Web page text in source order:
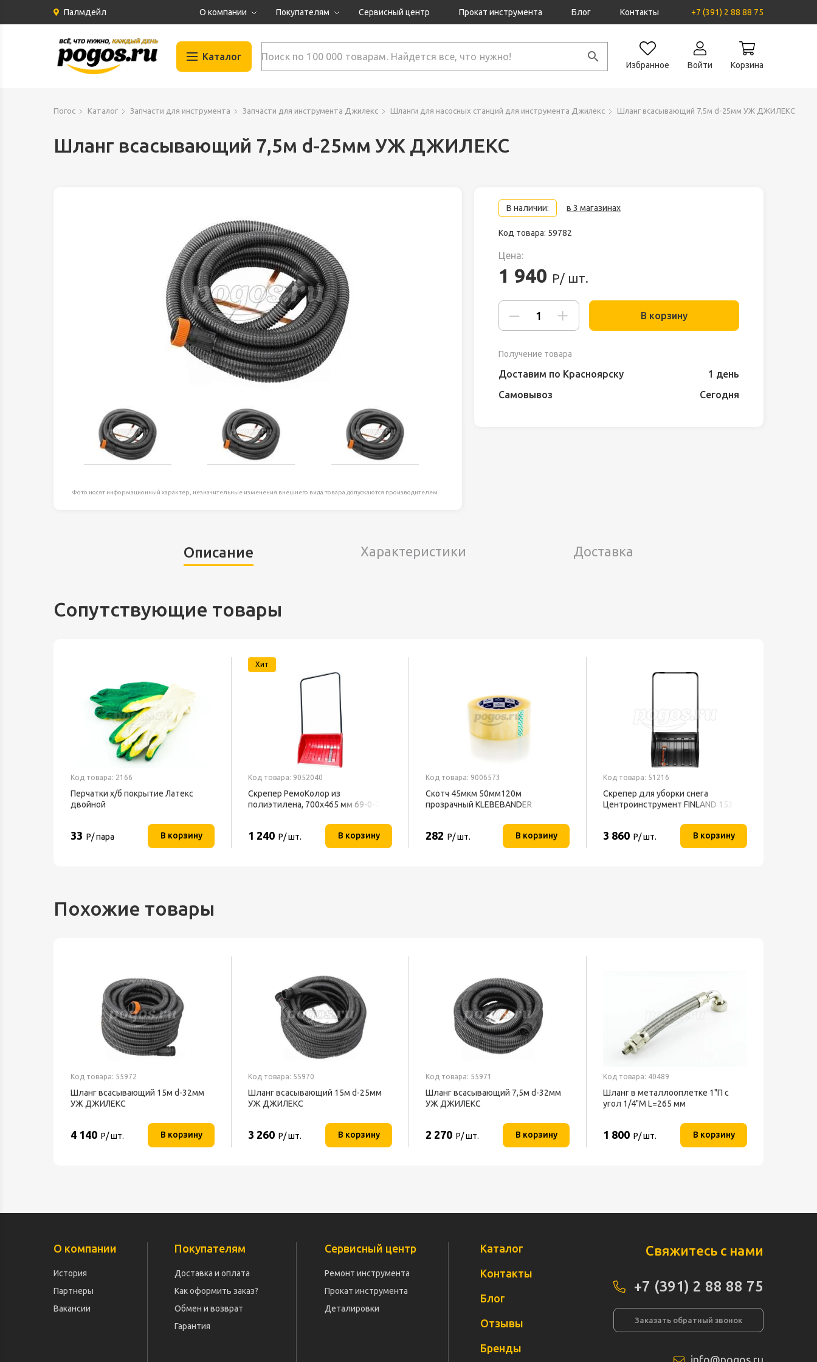
Палмдейл О компании
Партнеры
Документация
Покупателям
Как оформить заказ?
Сервисный центр Прокат инструмента Блог Контакты +7 (391) 2 88 88 75
Каталог
Газосварка
Гидравлика
Запчасти для инструмента
Крепеж
Материалы
Оборудование
Оборудование для работ на
высоте
Пневматика, Гидравлика
Промышленная химия
Распродажа
Расходные материалы и
Скобяные изделия
Такелаж
Товары для дома, сада, отдыха
Избранное Войти Корзина
Погос Каталог Запчасти для инструмента Запчасти для инструмента Джилекс Шланги для насосных станций для инструмента Джилекс Шланг всасывающий 7,5м d-25мм УЖ ДЖИЛЕКС
Шланг всасывающий 7,5м d-25мм УЖ ДЖИЛЕКС
Фото носят информационный характер, незначительные изменения внешнего вида товара допускаются производителем.
В наличии: в 3 магазинах
Код товара: 59782
Цена:
1 940 Р/ шт.
В корзину
Получение товара
Доставим по Красноярску
1 день
Самовывоз
Сегодня
Описание Характеристики Доставка
Сопутствующие товары
Код товара: 2166
Перчатки х/б покрытие Латекс
двойной
33 Р/ пара В корзину
Хит
Код товара: 9052040
Скрепер РемоКолор из
полиэтилена, 700x465 мм 69-0-700
1 240 Р/ шт. В корзину
Код товара: 9006573
Скотч 45мкм 50мм120м
прозрачный KLEBEBANDER
282 Р/ шт. В корзину
Код товара: 51216
Скрепер для уборки снега
Центроинструмент FINLAND 1539
3 860 Р/ шт. В корзину
Похожие товары
Код товара: 55972
Шланг всасывающий 15м d-32мм
УЖ ДЖИЛЕКС
4 140 Р/ шт. В корзину
Код товара: 55970
Шланг всасывающий 15м d-25мм
УЖ ДЖИЛЕКС
3 260 Р/ шт. В корзину
Код товара: 55971
Шланг всасывающий 7,5м d-32мм
УЖ ДЖИЛЕКС
2 270 Р/ шт. В корзину
Код товара: 40489
Шланг в металлооплетке 1"П с
угол 1/4"М L=265 мм
1 800 Р/ шт. В корзину
О компании
История
Партнеры
Вакансии
Покупателям
Доставка и оплата
Как оформить заказ?
Обмен и возврат
Гарантия
Сервисный центр
Ремонт инструмента
Прокат инструмента
Деталировки
Каталог
Контакты
Блог
Отзывы
Бренды
Свяжитесь с нами
+7 (391) 2 88 88 75
Заказать обратный звонок
info@pogos.ru